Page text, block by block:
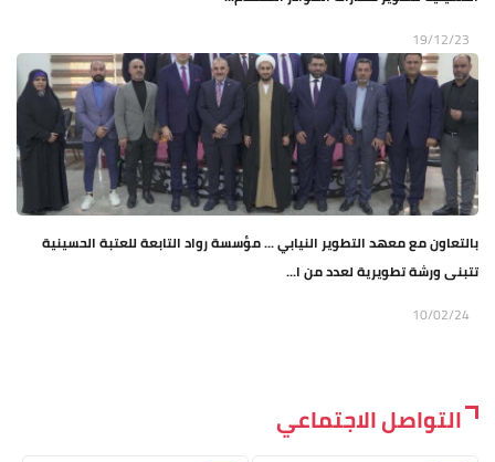
19/12/23
بالتعاون مع معهد التطوير النيابي ... مؤسسة رواد التابعة للعتبة الحسينية
تتبنى ورشة تطويرية لعدد من ا...
10/02/24
التواصل الاجتماعي